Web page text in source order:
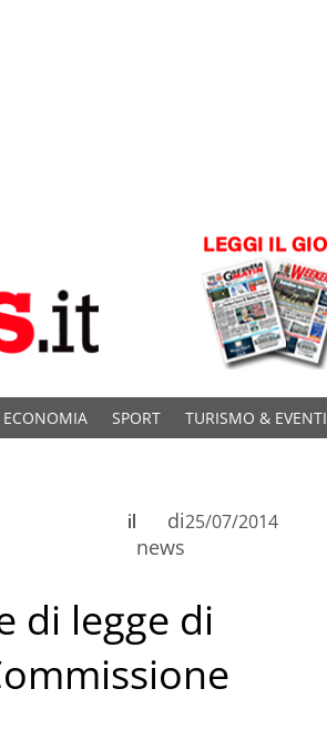
ECONOMIA SPORT TURISMO & EVENTI
di
news
il 25/07/2014
di legge di